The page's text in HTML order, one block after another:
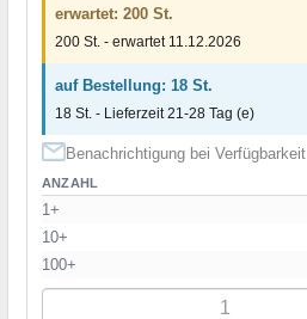
erwartet: 200 St.
200 St. - erwartet 11.12.2026
auf Bestellung: 18 St.
18 St. - Lieferzeit 21-28 Tag (e)
Benachrichtigung bei Verfügbarkeit
ANZAHL
1+
10+
100+